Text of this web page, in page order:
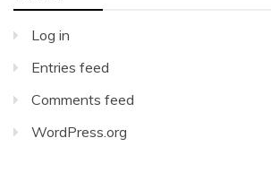
Log in
Entries feed
Comments feed
WordPress.org